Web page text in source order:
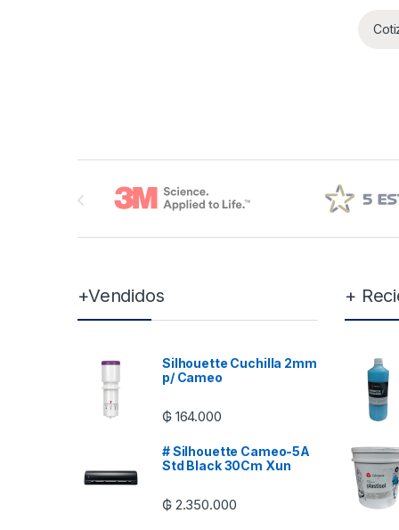
+Vendidos
Silhouette Cuchilla 2mm
p/ Cameo
₲ 164.000
# Silhouette Cameo-5A
Std Black 30Cm Xun
₲ 2.350.000
+